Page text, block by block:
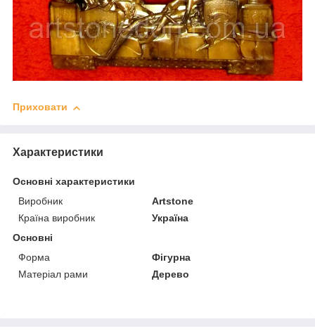
Приховати
Характеристики
Основні характеристики
Виробник
Artstone
Країна виробник
Україна
Основні
Форма
Фігурна
Матеріал рами
Дерево